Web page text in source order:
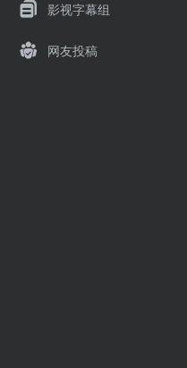
影视字幕组
网友投稿